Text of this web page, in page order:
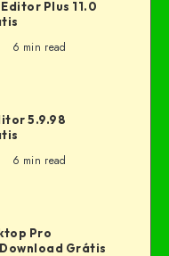
Plus 11.0
6 min read
5.9.98
6 min read
Pro
Grátis